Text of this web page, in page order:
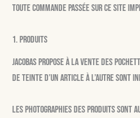
Toute commande passée sur ce site
1. Produits
Jacobas propose à la vente des
de teinte d’un article à l’autre sont
Les photographies des produits sont